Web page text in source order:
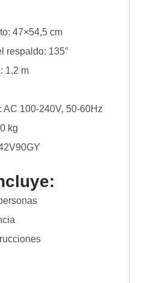
47×54,5 cm
respaldo: 135°
1,2 m
AC 100-240V, 50-60Hz
kg